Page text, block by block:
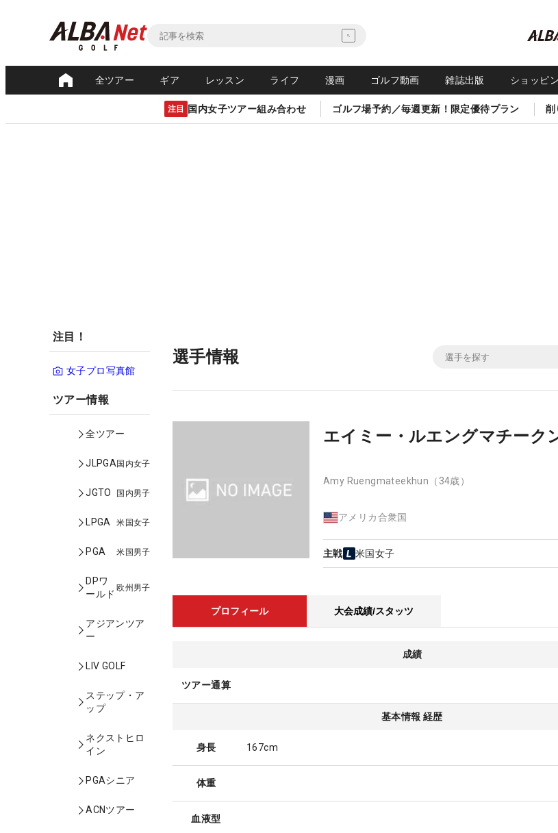
全ツアー ギア レッスン ライフ 漫画 ゴルフ動画 雑誌出版 ショッピ
注目 国内女子ツアー組み合わせ ゴルフ場予約／毎週更新！限定優待プラン 削
注目！
女子プロ写真館
ツアー情報
全ツアー
JLPGA国内女子
JGTO 国内男子
LPGA 米国女子
PGA 米国男子
DPワ
ールド
欧州男子
アジアンツア
ー
LIV GOLF
ステップ・ア
ップ
ネクストヒロ
イン
PGAシニア
ACNツアー
選手情報
エイミー・ルエングマチーク
Amy Ruengmateekhun （34歳）
アメリカ合衆国
主戦 米国女子
プロフィール 大会成績/スタッツ
成績
ツアー通算
基本情報 経歴
身長 167cm
体重
血液型